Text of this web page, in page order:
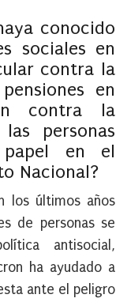
conocido
sociales en
contra la
en
contra la
personas
papel en el
Nacional?
los últimos años
de personas se
antisocial,
ha ayudado a
ante el peligro